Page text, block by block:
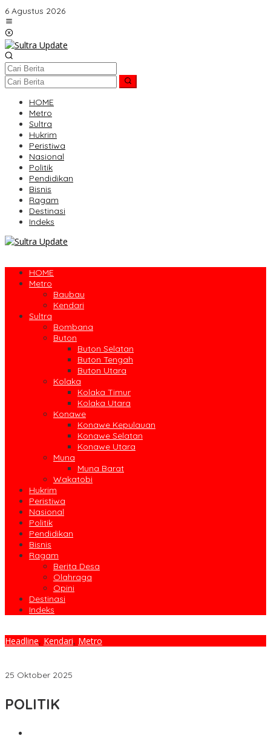
Lewati
ke
konten
6 Agustus 2026
HOME
Metro
Sultra
Hukrim
Peristiwa
Nasional
Politik
Pendidikan
Bisnis
Ragam
Destinasi
Indeks
HOME
Metro
Baubau
Kendari
Sultra
Bombana
Buton
Buton Selatan
Buton Tengah
Buton Utara
Kolaka
Kolaka Timur
Kolaka Utara
Konawe
Konawe Kepulauan
Konawe Selatan
Konawe Utara
Muna
Muna Barat
Wakatobi
Hukrim
Peristiwa
Nasional
Politik
Pendidikan
Bisnis
Ragam
Berita Desa
Olahraga
Opini
Destinasi
Indeks
Headline, Kendari, Metro
25 Oktober 2025
POLITIK